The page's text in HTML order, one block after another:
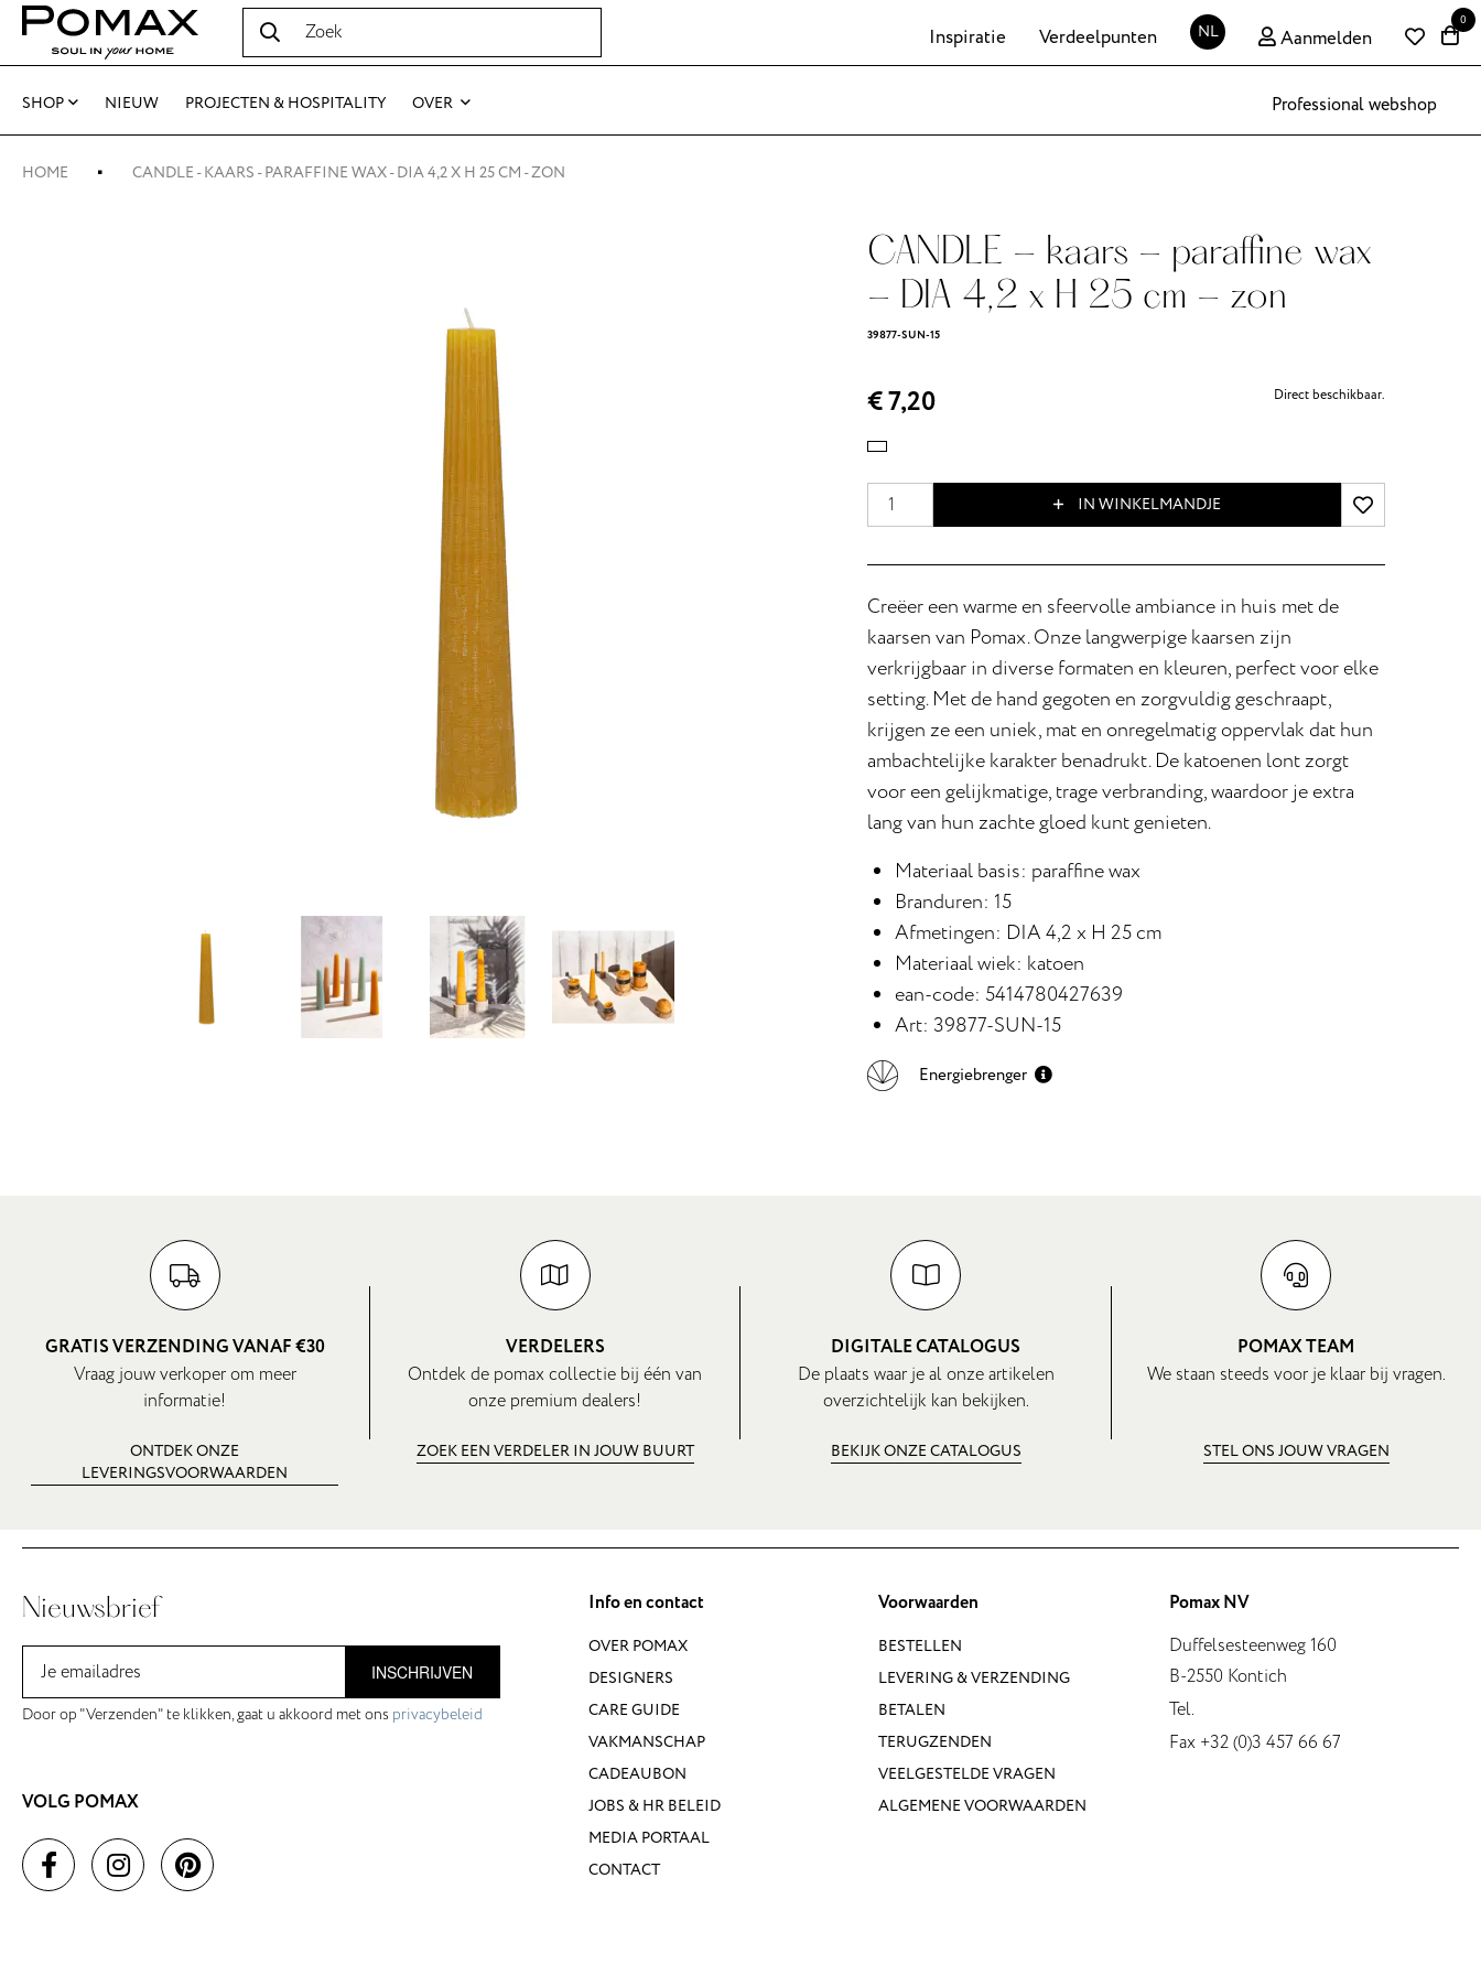
Inspiratie Verdeelpunten NL Aanmelden
0
SHOP NIEUW PROJECTEN & HOSPITALITY OVER Professional webshop
HOME CANDLE - KAARS - PARAFFINE WAX - DIA 4,2 X H 25 CM - ZON
CANDLE - kaars - paraffine wax
- DIA 4,2 x H 25 cm - zon
39877-SUN-15
€ 7,20 Direct beschikbaar.
IN WINKELMANDJE
Creëer een warme en sfeervolle ambiance in huis met de
kaarsen van Pomax. Onze langwerpige kaarsen zijn
verkrijgbaar in diverse formaten en kleuren, perfect voor elke
setting. Met de hand gegoten en zorgvuldig geschraapt,
krijgen ze een uniek, mat en onregelmatig oppervlak dat hun
ambachtelijke karakter benadrukt. De katoenen lont zorgt
voor een gelijkmatige, trage verbranding, waardoor je extra
lang van hun zachte gloed kunt genieten.
Materiaal basis: paraffine wax
Branduren: 15
Afmetingen: DIA 4,2 x H 25 cm
Materiaal wiek: katoen
ean-code: 5414780427639
Art: 39877-SUN-15
Energiebrenger
GRATIS VERZENDING VANAF €30
Vraag jouw verkoper om meer
informatie!
ONTDEK ONZE
LEVERINGSVOORWAARDEN
VERDELERS
Ontdek de pomax collectie bij één van
onze premium dealers!
ZOEK EEN VERDELER IN JOUW BUURT
DIGITALE CATALOGUS
De plaats waar je al onze artikelen
overzichtelijk kan bekijken.
BEKIJK ONZE CATALOGUS
POMAX TEAM
We staan steeds voor je klaar bij vragen.
STEL ONS JOUW VRAGEN
Nieuwsbrief
INSCHRIJVEN
Door op "Verzenden" te klikken, gaat u akkoord met ons privacybeleid
VOLG POMAX
Info en contact
OVER POMAX
DESIGNERS
CARE GUIDE
VAKMANSCHAP
CADEAUBON
JOBS & HR BELEID
MEDIA PORTAAL
CONTACT
Voorwaarden
BESTELLEN
LEVERING & VERZENDING
BETALEN
TERUGZENDEN
VEELGESTELDE VRAGEN
ALGEMENE VOORWAARDEN
Pomax NV
Duffelsesteenweg 160
B-2550 Kontich
Tel.
Fax +32 (0)3 457 66 67